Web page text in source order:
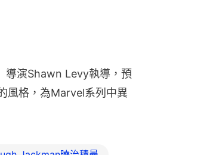
導演Shawn Levy執導，預
風格，為Marvel系列中異